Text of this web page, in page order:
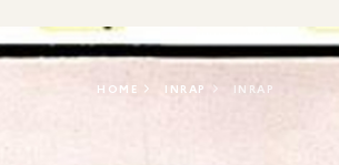
HOME INRAP INRAP